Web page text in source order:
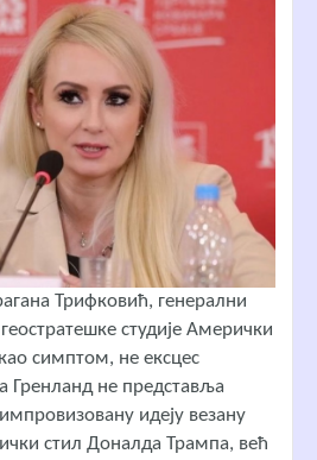
Трифковић, генерални
студије Амерички
симптом, не ексцес
Гренланд не представља
идеју везану
стил Доналда Трампа, већ